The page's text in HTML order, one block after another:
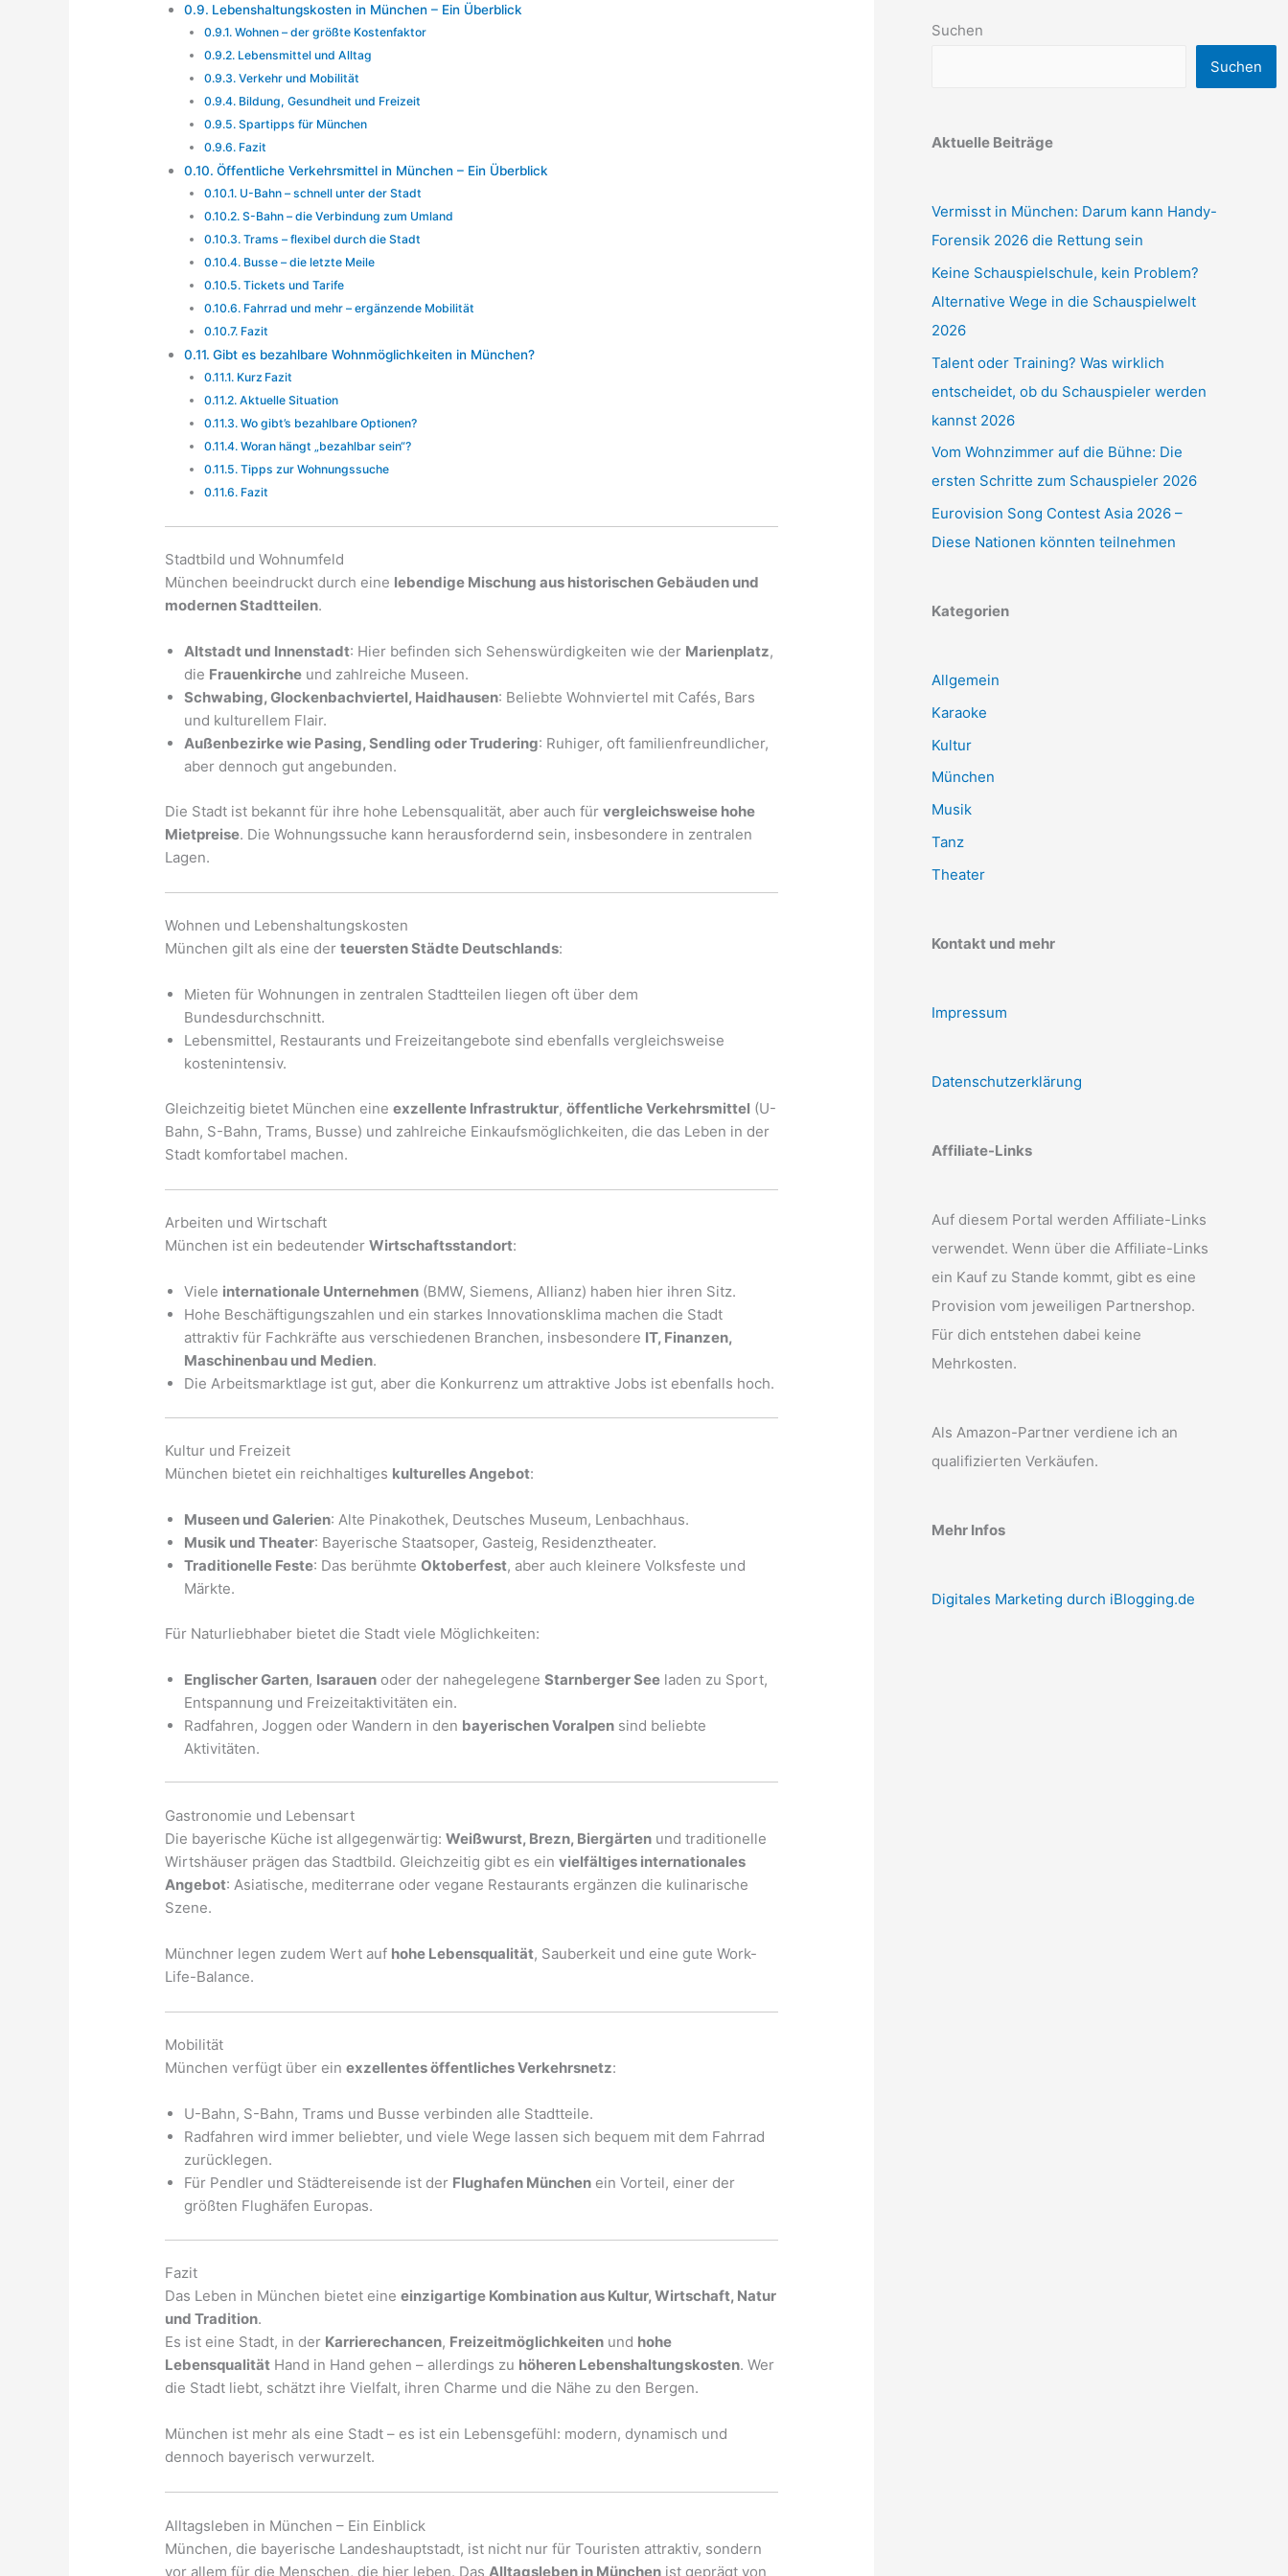
Lebenshaltungskosten in München – Ein Überblick
Wohnen – der größte Kostenfaktor
Lebensmittel und Alltag
Verkehr und Mobilität
Bildung, Gesundheit und Freizeit
Spartipps für München
Fazit
Öffentliche Verkehrsmittel in München – Ein Überblick
U-Bahn – schnell unter der Stadt
S-Bahn – die Verbindung zum Umland
Trams – flexibel durch die Stadt
Busse – die letzte Meile
Tickets und Tarife
Fahrrad und mehr – ergänzende Mobilität
Fazit
Gibt es bezahlbare Wohnmöglichkeiten in München?
Kurz Fazit
Aktuelle Situation
Wo gibt’s bezahlbare Optionen?
Woran hängt „bezahlbar sein“?
Tipps zur Wohnungssuche
Fazit
Stadtbild und Wohnumfeld
München beeindruckt durch eine lebendige Mischung aus historischen Gebäuden und
modernen Stadtteilen.
Altstadt und Innenstadt: Hier befinden sich Sehenswürdigkeiten wie der Marienplatz,
die Frauenkirche und zahlreiche Museen.
Schwabing, Glockenbachviertel, Haidhausen: Beliebte Wohnviertel mit Cafés, Bars
und kulturellem Flair.
Außenbezirke wie Pasing, Sendling oder Trudering: Ruhiger, oft familienfreundlicher,
aber dennoch gut angebunden.
Die Stadt ist bekannt für ihre hohe Lebensqualität, aber auch fürvergleichsweise hohe
Mietpreise. Die Wohnungssuche kann herausfordernd sein, insbesondere in zentralen
Lagen.
Wohnen und Lebenshaltungskosten
München gilt als eine derteuersten Städte Deutschlands:
Mieten für Wohnungen in zentralen Stadtteilen liegen oft über dem
Bundesdurchschnitt.
Lebensmittel, Restaurants und Freizeitangebote sind ebenfalls vergleichsweise
kostenintensiv.
Gleichzeitig bietet München eineexzellente Infrastruktur,öffentliche Verkehrsmittel (U-
Bahn, S-Bahn, Trams, Busse) und zahlreiche Einkaufsmöglichkeiten, die das Leben in der
Stadt komfortabel machen.
Arbeiten und Wirtschaft
München ist ein bedeutenderWirtschaftsstandort:
Viele internationale Unternehmen (BMW, Siemens, Allianz) haben hier ihren Sitz.
Hohe Beschäftigungszahlen und ein starkes Innovationsklima machen die Stadt
attraktiv für Fachkräfte aus verschiedenen Branchen, insbesondere IT, Finanzen,
Maschinenbau und Medien.
Die Arbeitsmarktlage ist gut, aber die Konkurrenz um attraktive Jobs ist ebenfalls hoch.
Kultur und Freizeit
München bietet ein reichhaltiges kulturelles Angebot:
Museen und Galerien: Alte Pinakothek, Deutsches Museum, Lenbachhaus.
Musik und Theater: Bayerische Staatsoper, Gasteig, Residenztheater.
Traditionelle Feste: Das berühmteOktoberfest, aber auch kleinere Volksfeste und
Märkte.
Für Naturliebhaber bietet die Stadt viele Möglichkeiten:
Englischer Garten, Isarauen oder der nahegelegeneStarnberger See laden zu Sport,
Entspannung und Freizeitaktivitäten ein.
Radfahren, Joggen oder Wandern in den bayerischen Voralpen sind beliebte
Aktivitäten.
Gastronomie und Lebensart
Die bayerische Küche ist allgegenwärtig:Weißwurst, Brezn, Biergärten und traditionelle
Wirtshäuser prägen das Stadtbild. Gleichzeitig gibt es einvielfältiges internationales
Angebot: Asiatische, mediterrane oder vegane Restaurants ergänzen die kulinarische
Szene.
Münchner legen zudem Wert auf hohe Lebensqualität, Sauberkeit und eine gute Work-
Life-Balance.
Mobilität
München verfügt über einexzellentes öffentliches Verkehrsnetz:
U-Bahn, S-Bahn, Trams und Busse verbinden alle Stadtteile.
Radfahren wird immer beliebter, und viele Wege lassen sich bequem mit dem Fahrrad
zurücklegen.
Für Pendler und Städtereisende ist der Flughafen München ein Vorteil, einer der
größten Flughäfen Europas.
Fazit
Das Leben in München bietet eineeinzigartige Kombination aus Kultur, Wirtschaft, Natur
und Tradition.
Es ist eine Stadt, in der Karrierechancen, Freizeitmöglichkeiten und hohe
Lebensqualität Hand in Hand gehen – allerdings zu höheren Lebenshaltungskosten. Wer
die Stadt liebt, schätzt ihre Vielfalt, ihren Charme und die Nähe zu den Bergen.
München ist mehr als eine Stadt – es ist ein Lebensgefühl: modern, dynamisch und
dennoch bayerisch verwurzelt.
Alltagsleben in München – Ein Einblick
München, die bayerische Landeshauptstadt, ist nicht nur für Touristen attraktiv, sondern
vor allem für die Menschen, die hier leben. Das Alltagsleben in München ist geprägt von
Suchen
Suchen
Aktuelle Beiträge
Vermisst in München: Darum kann Handy-
Forensik 2026 die Rettung sein
Keine Schauspielschule, kein Problem?
Alternative Wege in die Schauspielwelt
2026
Talent oder Training? Was wirklich
entscheidet, ob du Schauspieler werden
kannst 2026
Vom Wohnzimmer auf die Bühne: Die
ersten Schritte zum Schauspieler 2026
Eurovision Song Contest Asia 2026 –
Diese Nationen könnten teilnehmen
Kategorien
Allgemein
Karaoke
Kultur
München
Musik
Tanz
Theater
Kontakt und mehr
Impressum
Datenschutzerklärung
Affiliate-Links
Auf diesem Portal werden Affiliate-Links
verwendet. Wenn über die Affiliate-Links
ein Kauf zu Stande kommt, gibt es eine
Provision vom jeweiligen Partnershop.
Für dich entstehen dabei keine
Mehrkosten.
Als Amazon-Partner verdiene ich an
qualifizierten Verkäufen.
Mehr Infos
Digitales Marketing durch iBlogging.de